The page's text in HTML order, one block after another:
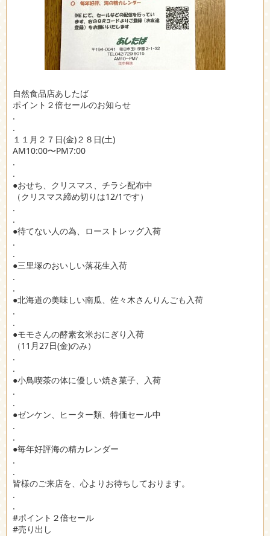
自然食品店あしたば
ポイント２倍セールのお知らせ
.
.
１１月２７日(金)２８日(土)
AM10:00〜PM7:00
.
.
●おせち、クリスマス、チラシ配布中
（クリスマス締め切りは12/1です）
.
.
●待てない人の為、ローストレッグ入荷
.
.
●三里塚のおいしい落花生入荷
.
.
●北海道の美味しい南瓜、佐々木さんりんごも入荷
.
.
●モモさんの酵素玄米おにぎり入荷
（11月27日(金)のみ）
.
.
●小鳥喫茶の体に優しい焼き菓子、入荷
.
.
●ゼンケン、ヒーター類、特価セール中
.
.
●毎年好評海の精カレンダー
.
.
皆様のご来店を、心よりお待ちしております。
.
.
#ポイント２倍セール
#売り出し